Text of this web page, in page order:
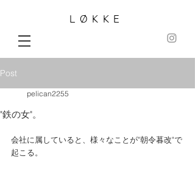
LØKKE
Post
"鉄の女"。
pelican2255
会社に属していると、様々なことが"朝令暮改"で
起こる。